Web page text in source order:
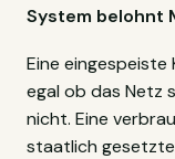
System belohnt
Eine
egal ob das Netz
nicht. Eine
staatlich